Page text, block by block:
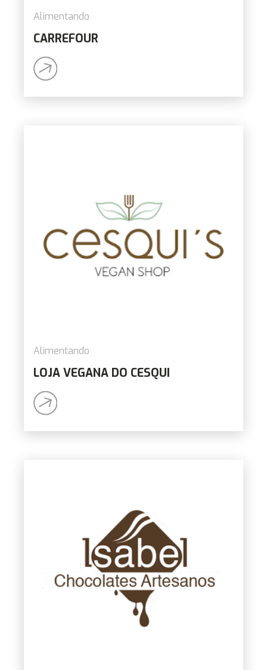
Alimentando
CARREFOUR
Alimentando
LOJA VEGANA DO CESQUI